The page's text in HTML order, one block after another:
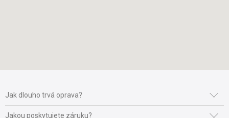
Jak dlouho trvá oprava?
Jakou poskytujete záruku?